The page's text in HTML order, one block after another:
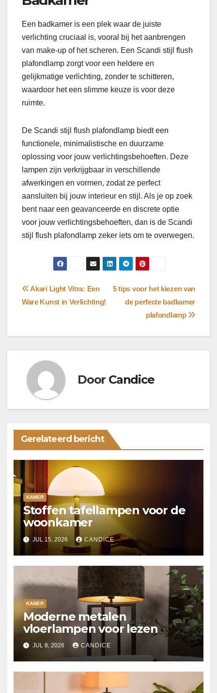
Een badkamer is een plek waar de juiste
verlichting cruciaal is, vooral bij het aanbrengen
van make-up of het scheren. Een Scandi stijl flush
plafondlamp zorgt voor een heldere en
gelijkmatige verlichting, zonder te schitteren,
waardoor het een slimme keuze is voor deze
ruimte.
De Scandi stijl flush plafondlamp biedt een
functionele, minimalistische en duurzame
oplossing voor jouw verlichtingsbehoeften. Deze
lampen zijn verkrijgbaar in verschillende
afwerkingen en vormen, zodat ze perfect
aansluiten bij jouw interieur en stijl. Als je op zoek
bent naar een geavanceerde en discrete optie
voor jouw verlichtingsbehoeften, dan is de Scandi
stijl flush plafondlamp zeker iets om te overwegen.
Bericht
5 tips voor het kiezen van
de perfecte badkamer
plafondlamp
Akari Light Vitra: Een
Ware Kunst in Verlichting!
Door Candice
Gerelateerd bericht
KAMER
Stoffen tafellampen voor de
woonkamer
JUL 15, 2026 CANDICE
KAMER
Moderne metalen
vloerlampen voor lezen
JUL 8, 2026 CANDICE